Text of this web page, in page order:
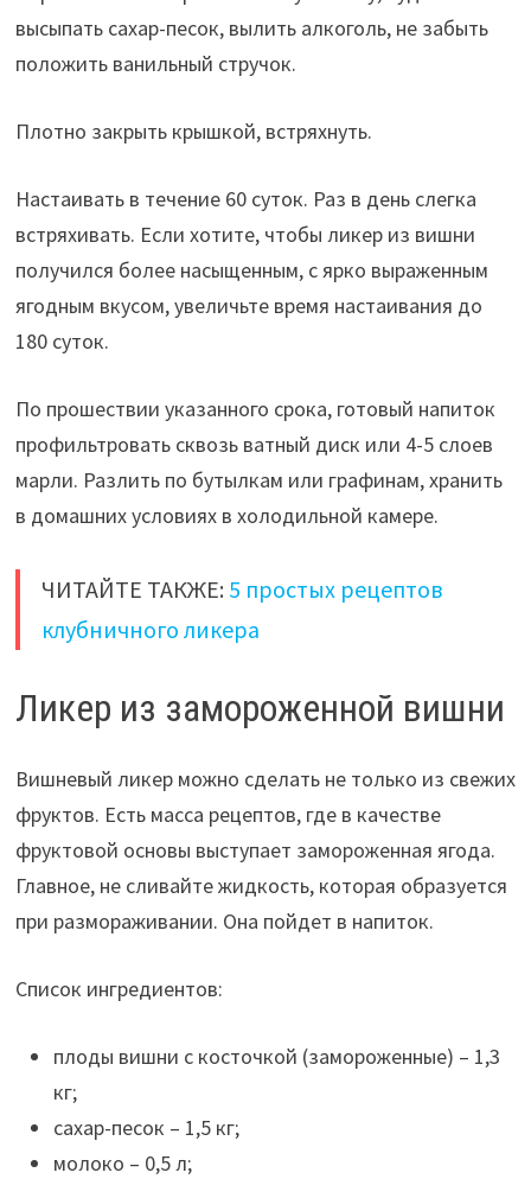
высыпать сахар-песок, вылить алкоголь, не забыть
положить ванильный стручок.
Плотно закрыть крышкой, встряхнуть.
Настаивать в течение 60 суток. Раз в день слегка
встряхивать. Если хотите, чтобы ликер из вишни
получился более насыщенным, с ярко выраженным
ягодным вкусом, увеличьте время настаивания до
180 суток.
По прошествии указанного срока, готовый напиток
профильтровать сквозь ватный диск или 4-5 слоев
марли. Разлить по бутылкам или графинам, хранить
в домашних условиях в холодильной камере.
ЧИТАЙТЕ ТАКЖЕ: 5 простых рецептов
клубничного ликера
Ликер из замороженной вишни
Вишневый ликер можно сделать не только из свежих
фруктов. Есть масса рецептов, где в качестве
фруктовой основы выступает замороженная ягода.
Главное, не сливайте жидкость, которая образуется
при размораживании. Она пойдет в напиток.
Список ингредиентов:
плоды вишни с косточкой (замороженные) – 1,3
кг;
сахар-песок – 1,5 кг;
молоко – 0,5 л;